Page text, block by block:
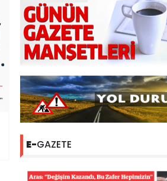
E-GAZETE